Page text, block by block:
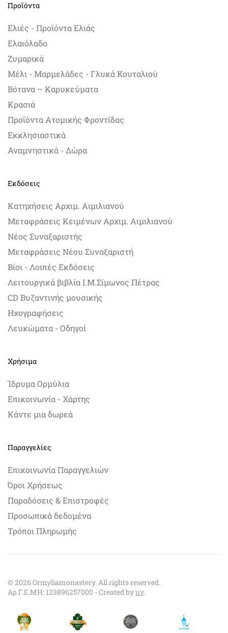
Προϊόντα
Ελιές - Προϊόντα Ελιάς
Ελαιόλαδο
Ζυμαρικά
Μέλι - Μαρμελάδες - Γλυκά Κουταλιού
Βότανα – Καρυκεύματα
Κρασιά
Προϊόντα Ατομικής Φροντίδας
Εκκλησιαστικά
Αναμνηστικά - Δώρα
Εκδόσεις
Κατηχήσεις Αρχιμ. Αιμιλιανού
Μεταφράσεις Κειμένων Αρχιμ. Αιμιλιανού
Νέος Συναξαριστής
Μεταφράσεις Νέου Συναξαριστή
Βίοι - Λοιπές Εκδόσεις
Λειτουργικά βιβλία Ι.Μ.Σίμωνος Πέτρας
CD Βυζαντινής μουσικής
Ηχογραφήσεις
Λευκώματα - Οδηγοί
Χρήσιμα
Ίδρυμα Ορμύλια
Επικοινωνία - Χάρτης
Κάντε μια δωρεά
Παραγγελίες
Επικοινωνία Παραγγελιών
Όροι Χρήσεως
Παραδόσεις & Επιστροφές
Προσωπικά δεδομένα
Τρόποι Πληρωμής
©2026Ormyliamonastery. All rights reserved.
Αρ.Γ.Ε.ΜΗ: 123896257000 - Created byuv.